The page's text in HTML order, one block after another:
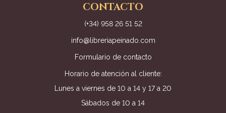
CONTACTO
(+34) 958 26 51 52
info@libreriapeinado.com
Formulario de contacto
Horario de atención al cliente:
Lunes a viernes de 10 a 14 y 17 a 20
Sábados de 10 a 14